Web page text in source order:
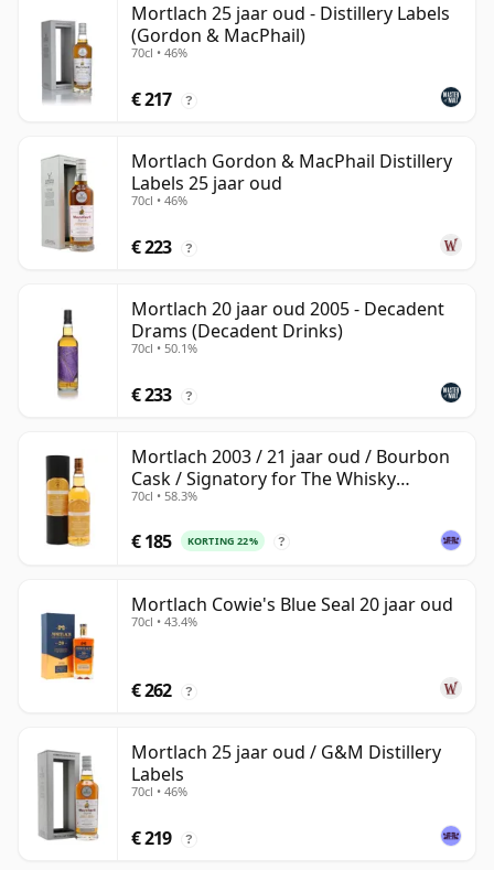
Mortlach 25 jaar oud - Distillery Labels
(Gordon & MacPhail)
70cl • 46%
€ 217 ?
Mortlach Gordon & MacPhail Distillery
Labels 25 jaar oud
70cl • 46%
€ 223 ?
Mortlach 20 jaar oud 2005 - Decadent
Drams (Decadent Drinks)
70cl • 50.1%
€ 233 ?
Mortlach 2003 / 21 jaar oud / Bourbon
Cask / Signatory for The Whisky
Exchange
70cl • 58.3%
€ 185 KORTING 22% ?
Mortlach Cowie's Blue Seal 20 jaar oud
70cl • 43.4%
€ 262 ?
Mortlach 25 jaar oud / G&M Distillery
Labels
70cl • 46%
€ 219 ?